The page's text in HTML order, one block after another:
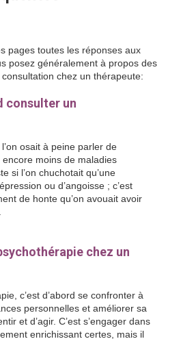
pages toutes les réponses aux
posez généralement à propos des
chez un thérapeute:
consulter un
osait à peine parler de
moins de maladies
si l’on chuchotait qu’une
ou d’angoisse ; c’est
de honte qu’on avouait avoir
chez un
c’est d’abord se confronter à
personnelles et améliorer sa
et d’agir. C’est s’engager dans
enrichissant certes, mais il